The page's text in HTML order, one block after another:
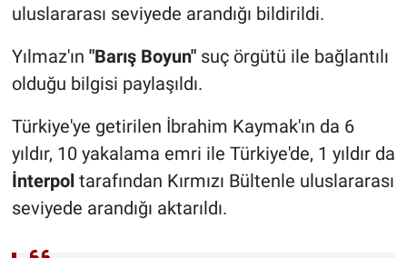
uluslararası seviyede arandığı bildirildi.
Yılmaz'ın "Barış Boyun"suç örgütü ile bağlantılı
olduğu bilgisi paylaşıldı.
Türkiye'ye getirilen İbrahim Kaymak'ın da 6
yıldır, 10 yakalama emri ile Türkiye'de, 1 yıldır da
İnterpol tarafından Kırmızı Bültenle uluslararası
seviyede arandığı aktarıldı.